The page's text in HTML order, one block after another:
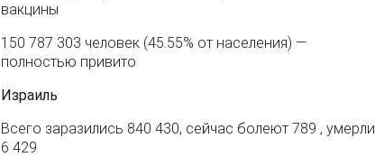
вакцины
150 787 303 человек (45.55% от населения) —
полностью привито
Израиль
Всего заразились 840 430, сейчас болеют 789 , умерли
6 429